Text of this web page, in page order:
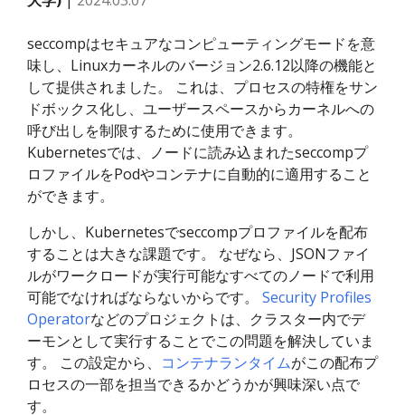
seccompはセキュアなコンピューティングモードを意
味し、Linuxカーネルのバージョン2.6.12以降の機能と
して提供されました。 これは、プロセスの特権をサン
ドボックス化し、ユーザースペースからカーネルへの
呼び出しを制限するために使用できます。
Kubernetesでは、ノードに読み込まれたseccompプ
ロファイルをPodやコンテナに自動的に適用すること
ができます。
しかし、Kubernetesでseccompプロファイルを配布
することは大きな課題です。 なぜなら、JSONファイ
ルがワークロードが実行可能なすべてのノードで利用
可能でなければならないからです。 Security Profiles
Operatorなどのプロジェクトは、クラスター内でデ
ーモンとして実行することでこの問題を解決していま
す。 この設定から、 コンテナランタイムがこの配布プ
ロセスの一部を担当できるかどうかが興味深い点で
す。